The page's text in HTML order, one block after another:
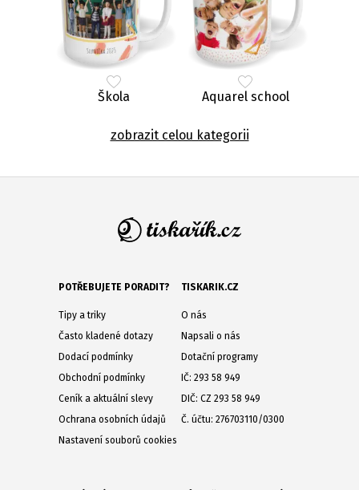
Škola Aquarel school
zobrazit celou kategorii
POTŘEBUJETE PORADIT?
Tipy a triky
Často kladené dotazy
Dodací podmínky
Obchodní podmínky
Ceník a aktuální slevy
Ochrana osobních údajů
Nastavení souborů cookies
TISKARIK.CZ
O nás
Napsali o nás
Dotační programy
IČ: 293 58 949
DIČ: CZ 293 58 949
Č. účtu: 276703110/0300